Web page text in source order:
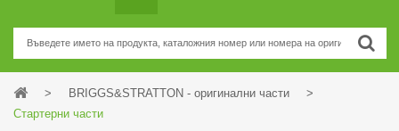
> BRIGGS&STRATTON - оригинални части
>
Стартерни части